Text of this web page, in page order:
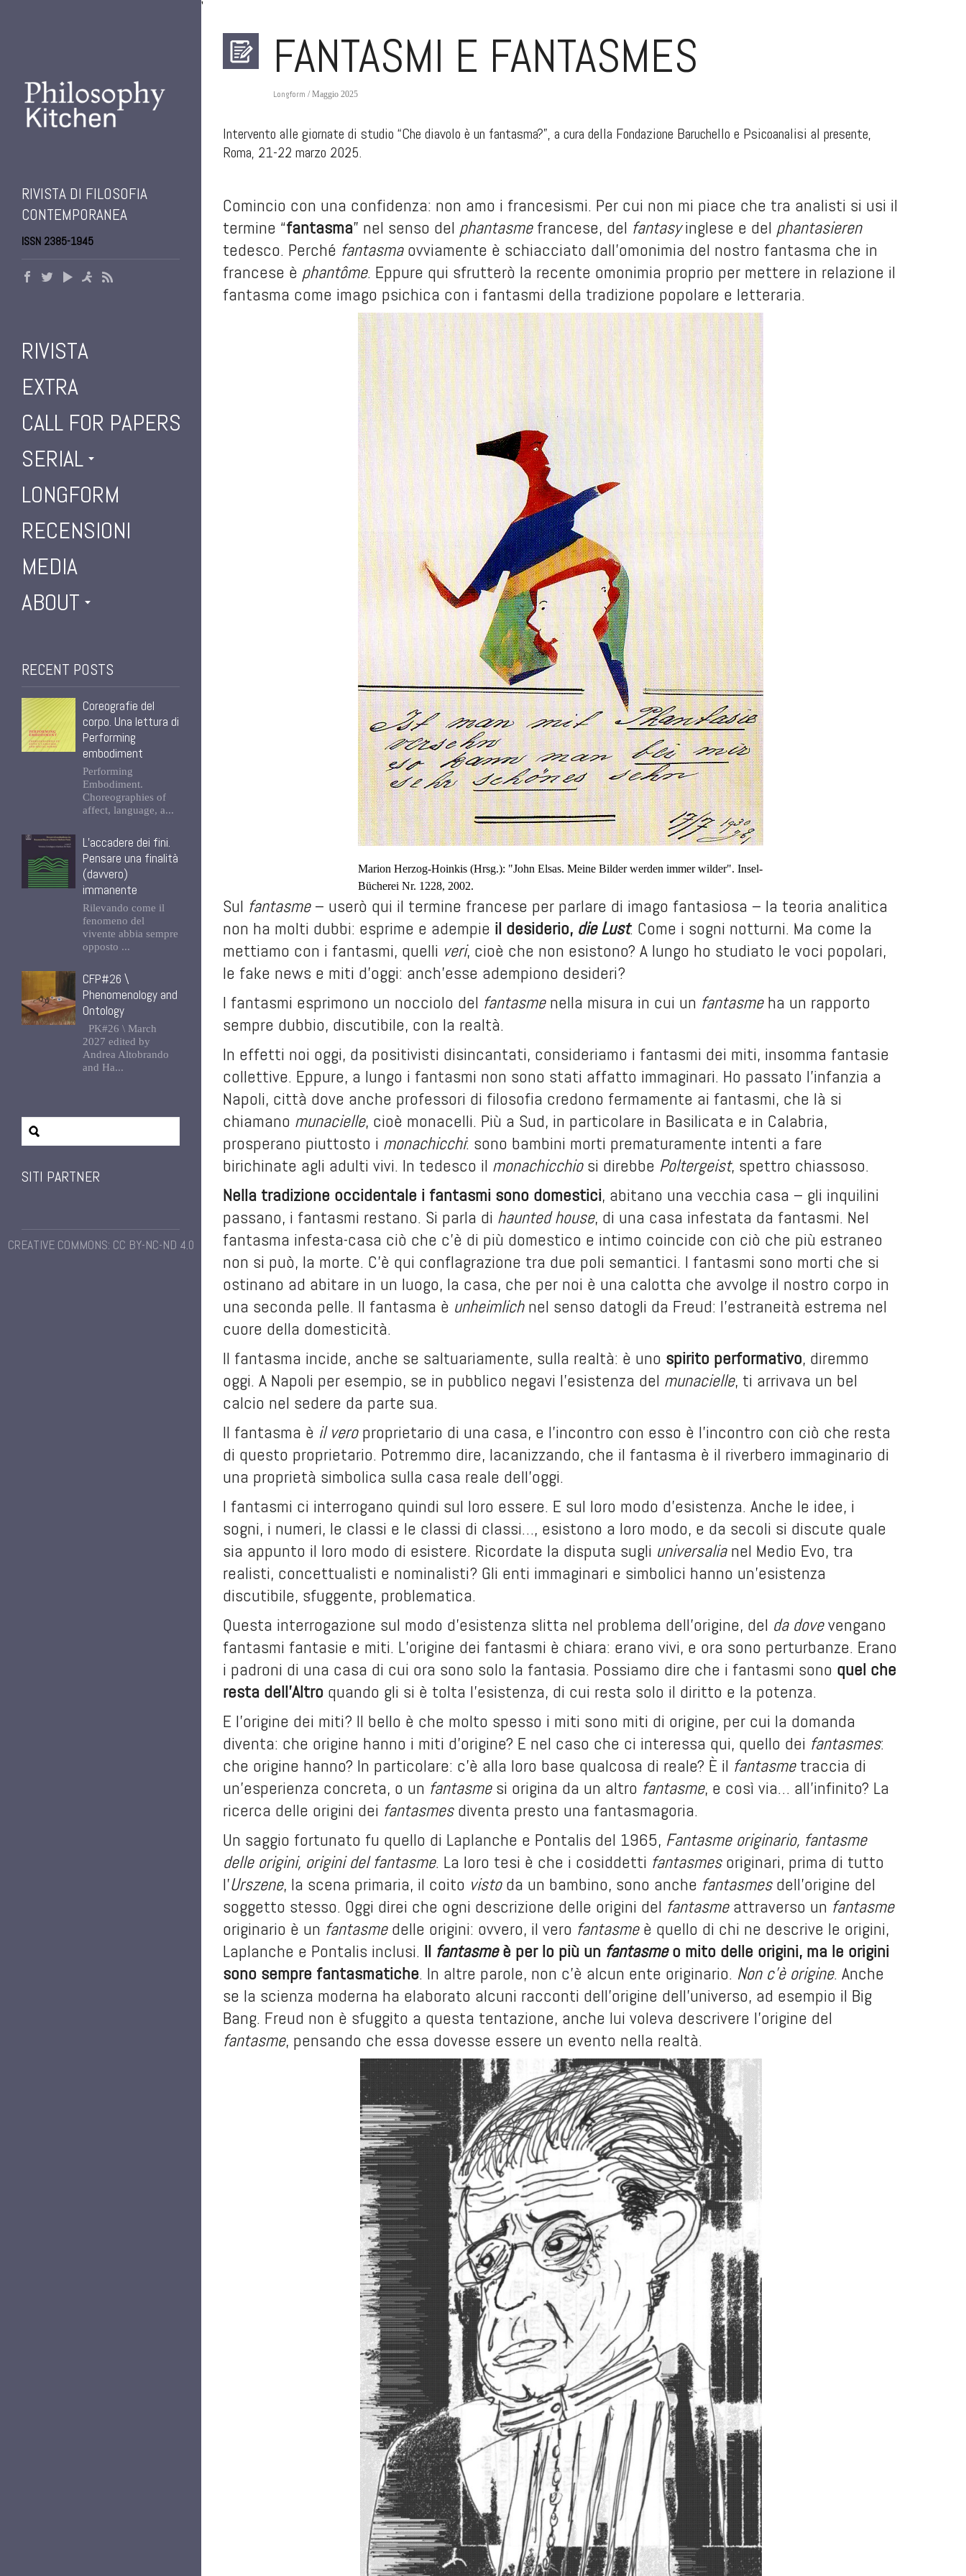
'
RIVISTA DI FILOSOFIA
CONTEMPORANEA
ISSN 2385-1945
RIVISTA
EXTRA
CALL FOR PAPERS
SERIAL
LONGFORM
RECENSIONI
MEDIA
ABOUT
RECENT POSTS
Coreografie del
corpo. Una lettura di
Performing
embodiment
Performing
Embodiment.
Choreographies of
affect, language, a...
L’accadere dei fini.
Pensare una finalità
(davvero)
immanente
Rilevando come il
fenomeno del
vivente abbia sempre
opposto ...
CFP#26 \
Phenomenology and
Ontology
PK#26 \ March
2027 edited by
Andrea Altobrando
and Ha...
SITI PARTNER
CREATIVE COMMONS: CC BY-NC-ND 4.0
FANTASMI E FANTASMES
Longform / Maggio 2025
Intervento alle giornate di studio “Che diavolo è un fantasma?”, a cura della Fondazione Baruchello e Psicoanalisi al presente,
Roma, 21-22 marzo 2025.
Comincio con una confidenza: non amo i francesismi. Per cui non mi piace che tra analisti si usi il
termine “fantasma” nel senso del phantasmefrancese, del fantasyinglese e del phantasieren
tedesco. Perché fantasmaovviamente è schiacciato dall’omonimia del nostro fantasma che in
francese è phantôme. Eppure qui sfrutterò la recente omonimia proprio per mettere in relazione il
fantasma come imago psichica con i fantasmi della tradizione popolare e letteraria.
Marion Herzog-Hoinkis (Hrsg.): "John Elsas. Meine Bilder werden immer wilder". Insel-
Bücherei Nr. 1228, 2002.
Sul fantasme– userò qui il termine francese per parlare di imago fantasiosa – la teoria analitica
non ha molti dubbi: esprime e adempie il desiderio, die Lust. Come i sogni notturni. Ma come la
mettiamo con i fantasmi, quelli veri, cioè che non esistono? A lungo ho studiato le voci popolari,
le fake news e miti d’oggi: anch’esse adempiono desideri?
I fantasmi esprimono un nocciolo del fantasmenella misura in cui un fantasmeha un rapporto
sempre dubbio, discutibile, con la realtà.
In effetti noi oggi, da positivisti disincantati, consideriamo i fantasmi dei miti, insomma fantasie
collettive. Eppure, a lungo i fantasmi non sono stati affatto immaginari. Ho passato l’infanzia a
Napoli, città dove anche professori di filosofia credono fermamente ai fantasmi, che là si
chiamano munacielle, cioè monacelli. Più a Sud, in particolare in Basilicata e in Calabria,
prosperano piuttosto i monachicchi: sono bambini morti prematuramente intenti a fare
birichinate agli adulti vivi. In tedesco il monachicchiosi direbbe Poltergeist, spettro chiassoso.
Nella tradizione occidentale i fantasmi sono domestici, abitano una vecchia casa – gli inquilini
passano, i fantasmi restano. Si parla di haunted house, di una casa infestata da fantasmi. Nel
fantasma infesta-casa ciò che c’è di più domestico e intimo coincide con ciò che più estraneo
non si può, la morte. C’è qui conflagrazione tra due poli semantici. I fantasmi sono morti che si
ostinano ad abitare in un luogo, la casa, che per noi è una calotta che avvolge il nostro corpo in
una seconda pelle. Il fantasma è unheimlichnel senso datogli da Freud: l’estraneità estrema nel
cuore della domesticità.
Il fantasma incide, anche se saltuariamente, sulla realtà: è uno spirito performativo, diremmo
oggi. A Napoli per esempio, se in pubblico negavi l’esistenza del munacielle, ti arrivava un bel
calcio nel sedere da parte sua.
Il fantasma è il veroproprietario di una casa, e l’incontro con esso è l’incontro con ciò che resta
di questo proprietario. Potremmo dire, lacanizzando, che il fantasma è il riverbero immaginario di
una proprietà simbolica sulla casa reale dell’oggi.
I fantasmi ci interrogano quindi sul loro essere. E sul loro modo d’esistenza. Anche le idee, i
sogni, i numeri, le classi e le classi di classi…, esistono a loro modo, e da secoli si discute quale
sia appunto il loro modo di esistere. Ricordate la disputa sugli universalianel Medio Evo, tra
realisti, concettualisti e nominalisti? Gli enti immaginari e simbolici hanno un’esistenza
discutibile, sfuggente, problematica.
Questa interrogazione sul modo d’esistenza slitta nel problema dell’origine, del da dovevengano
fantasmi fantasie e miti. L’origine dei fantasmi è chiara: erano vivi, e ora sono perturbanze. Erano
i padroni di una casa di cui ora sono solo la fantasia. Possiamo dire che i fantasmi sono quel che
resta dell’Altro quando gli si è tolta l’esistenza, di cui resta solo il diritto e la potenza.
E l’origine dei miti? Il bello è che molto spesso i miti sono miti di origine, per cui la domanda
diventa: che origine hanno i miti d’origine? E nel caso che ci interessa qui, quello dei fantasmes:
che origine hanno? In particolare: c’è alla loro base qualcosa di reale? È il fantasmetraccia di
un’esperienza concreta, o un fantasmesi origina da un altro fantasme, e così via… all’infinito? La
ricerca delle origini dei fantasmesdiventa presto una fantasmagoria.
Un saggio fortunato fu quello di Laplanche e Pontalis del 1965, Fantasme originario, fantasme
delle origini, origini del fantasme. La loro tesi è che i cosiddetti fantasmesoriginari, prima di tutto
l’Urszene, la scena primaria, il coito vistoda un bambino, sono anche fantasmesdell’origine del
soggetto stesso. Oggi direi che ogni descrizione delle origini del fantasmeattraverso un fantasme
originario è un fantasmedelle origini: ovvero, il vero fantasmeè quello di chi ne descrive le origini,
Laplanche e Pontalis inclusi. Il fantasmeè per lo più un fantasmeo mito delle origini, ma le origini
sono sempre fantasmatiche. In altre parole, non c’è alcun ente originario. Non c’è origine. Anche
se la scienza moderna ha elaborato alcuni racconti dell’origine dell’universo, ad esempio il Big
Bang. Freud non è sfuggito a questa tentazione, anche lui voleva descrivere l’origine del
fantasme, pensando che essa dovesse essere un evento nella realtà.